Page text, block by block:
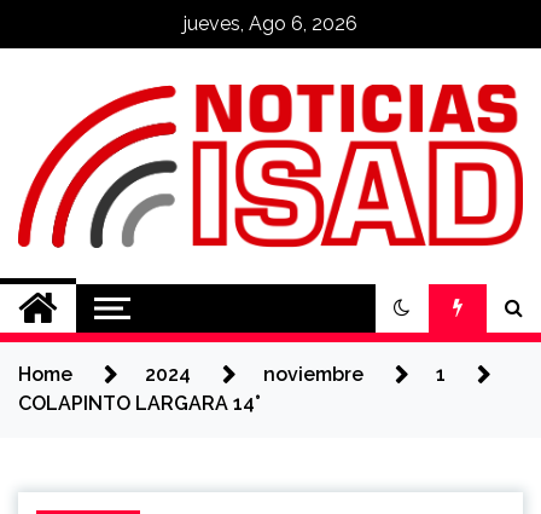
jueves, Ago 6, 2026
Noticias ISAD
REALIZADO POR NUESTROS
Home 2024 noviembre
1
COLAPINTO LARGARA 14°